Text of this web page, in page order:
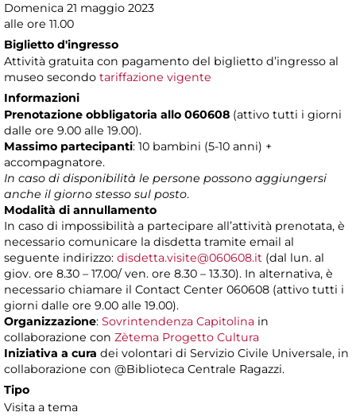
Domenica 21 maggio 2023
alle ore 11.00
Biglietto d'ingresso
Attività gratuita con pagamento del biglietto d’ingresso al
museo secondo tariffazione vigente
Informazioni
Prenotazione obbligatoria allo 060608 (attivo tutti i giorni
dalle ore 9.00 alle 19.00).
Massimo partecipanti: 10 bambini (5-10 anni) +
accompagnatore.
In caso di disponibilità le persone possono aggiungersi
anche il giorno stesso sul posto.
Modalità di annullamento
In caso di impossibilità a partecipare all’attività prenotata, è
necessario comunicare la disdetta tramite email al
seguente indirizzo: disdetta.visite@060608.it (dal lun. al
giov. ore 8.30 – 17.00/ ven. ore 8.30 – 13.30). In alternativa, è
necessario chiamare il Contact Center 060608 (attivo tutti i
giorni dalle ore 9.00 alle 19.00).
Organizzazione: Sovrintendenza Capitolina in
collaborazione con Zètema Progetto Cultura
Iniziativa a cura dei volontari di Servizio Civile Universale, in
collaborazione con @Biblioteca Centrale Ragazzi.
Tipo
Visita a tema